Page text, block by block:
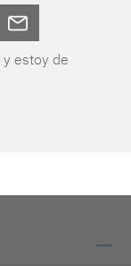
y estoy de